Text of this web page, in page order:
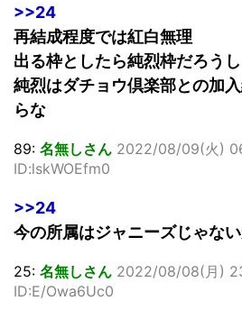
>>24
再結成程度では紅白無理
出る枠としたら純烈枠だろうし
純烈はダチョウ倶楽部との加
らな
89: 名無しさん 2022/08/09(火)
ID:lskWOEfm0
>>24
今の所属はジャニーズじゃない
25: 名無しさん 2022/08/08(月)
ID:E/Owa6Uc0